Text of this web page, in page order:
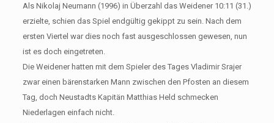
Als Nikolaj Neumann (1996) in Überzahl das Weidener 10:11 (31.)
erzielte, schien das Spiel endgültig gekippt zu sein. Nach dem
ersten Viertel war dies noch fast ausgeschlossen gewesen, nun
ist es doch eingetreten.
Die Weidener hatten mit dem Spieler des Tages Vladimir Srajer
zwar einen bärenstarken Mann zwischen den Pfosten an diesem
Tag, doch Neustadts Kapitän Matthias Held schmecken
Niederlagen einfach nicht.